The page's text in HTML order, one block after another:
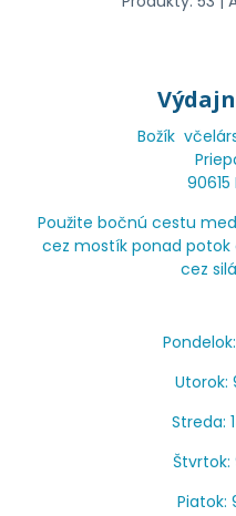
Božík
Použite bočnú cestu
cez mostík ponad
cez
Utorok:
Streda:
Štvrtok:
Piatok: